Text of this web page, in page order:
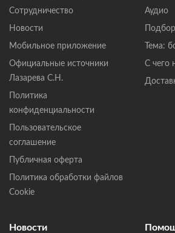
Сотрудничество
Новости
Мобильное приложение
Официальные источники
Лазарева С.Н.
Политика
конфиденциальности
Пользовательское
соглашение
Публичная оферта
Политика обработки файлов
Cookie
Аудио
Тема:
С чего
Новости